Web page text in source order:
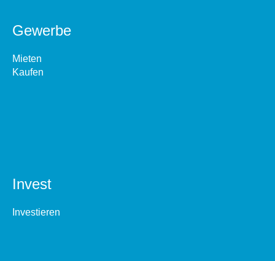
Gewerbe
Mieten
Kaufen
Invest
Investieren